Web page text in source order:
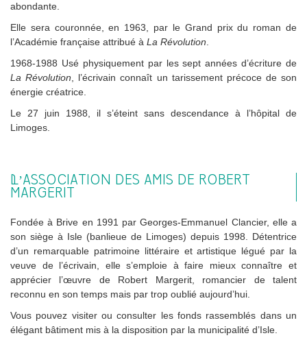
abondante.
Elle sera couronnée, en 1963, par le Grand prix du roman de
l’Académie française attribué à La Révolution
1968-1988 Usé physiquement par les sept années d’écriture de
La Révolution , l’écrivain connaît un tarissement précoce de son
énergie créatrice.
Le 27 juin 1988, il s’éteint sans descendance à l’hôpital de
Limoges.
L’ASSOCIATION DES AMIS DE ROBERT
MARGERIT
Fondée à Brive en 1991 par Georges-Emmanuel Clancier, elle a
son siège à Isle (banlieue de Limoges) depuis 1998. Détentrice
d’un remarquable patrimoine littéraire et artistique légué par la
veuve de l’écrivain, elle s’emploie à faire mieux connaître et
apprécier l’œuvre de Robert Margerit, romancier de talent
reconnu en son temps mais par trop oublié aujourd’hui.
Vous pouvez visiter ou consulter les fonds rassemblés dans un
élégant bâtiment mis à la disposition par la municipalité d’Isle.